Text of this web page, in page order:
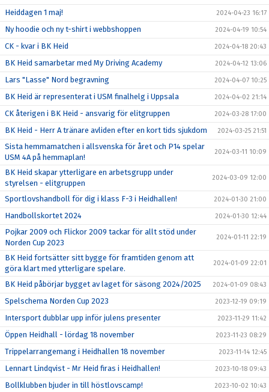
Heiddagen 1 maj! 2024-04-23 16:17
Ny hoodie och ny t-shirt i webbshoppen 2024-04-19 10:54
CK - kvar i BK Heid 2024-04-18 20:43
BK Heid samarbetar med My Driving Academy 2024-04-12 13:06
Lars "Lasse" Nord begravning 2024-04-07 10:25
BK Heid är representerat i USM finalhelg i Uppsala 2024-04-02 21:14
CK återigen i BK Heid - ansvarig för elitgruppen 2024-03-28 17:00
BK Heid - Herr A tränare avliden efter en kort tids sjukdom 2024-03-25 21:51
Sista hemmamatchen i allsvenska för året och P14 spelar
USM 4A på hemmaplan!
2024-03-11 10:09
BK Heid skapar ytterligare en arbetsgrupp under
styrelsen - elitgruppen
2024-03-09 12:00
Sportlovshandboll för dig i klass F-3 i Heidhallen! 2024-01-30 21:00
Handbollskortet 2024 2024-01-30 12:44
Pojkar 2009 och Flickor 2009 tackar för allt stöd under
Norden Cup 2023
2024-01-11 22:19
BK Heid fortsätter sitt bygge för framtiden genom att
göra klart med ytterligare spelare.
2024-01-09 22:01
BK Heid påbörjar bygget av laget för säsong 2024/2025 2024-01-09 08:43
Spelschema Norden Cup 2023 2023-12-19 09:19
Intersport dubblar upp inför julens presenter 2023-11-29 11:42
Öppen Heidhall - lördag 18 november 2023-11-23 08:29
Trippelarrangemang i Heidhallen 18 november 2023-11-14 12:45
Lennart Lindqvist - Mr Heid firas i Heidhallen! 2023-10-18 09:43
Bollklubben bjuder in till höstlovscamp! 2023-10-02 10:43